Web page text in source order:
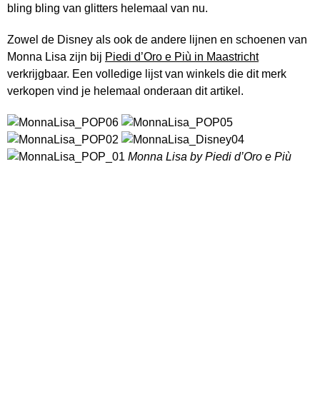
bling bling van glitters helemaal van nu.
Zowel de Disney als ook de andere lijnen en schoenen van
Monna Lisa zijn bij Piedi d’Oro e Più in Maastricht
verkrijgbaar. Een volledige lijst van winkels die dit merk
verkopen vind je helemaal onderaan dit artikel.
Monna Lisa by Piedi d’Oro e Più